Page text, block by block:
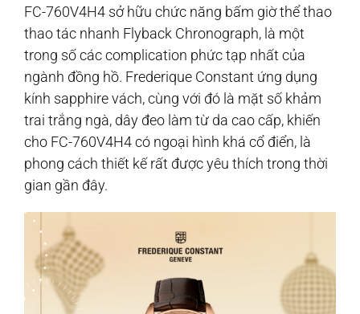
FC-760V4H4 sở hữu chức năng bấm giờ thể thao
thao tác nhanh Flyback Chronograph, là một
trong số các complication phức tạp nhất của
ngành đồng hồ. Frederique Constant ứng dụng
kính sapphire vách, cùng với đó là mặt số khảm
trai trắng ngà, dây đeo làm từ da cao cấp, khiến
cho FC-760V4H4 có ngoại hình khá cổ điển, là
phong cách thiết kế rất được yêu thích trong thời
gian gần đây.